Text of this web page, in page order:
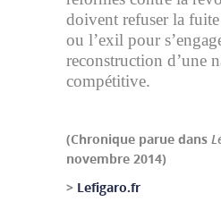
doivent refuser la
ou l’exil pour
reconstruction d’une
compétitive.
(Chronique parue dans
novembre 2014)
> Lefigaro.fr